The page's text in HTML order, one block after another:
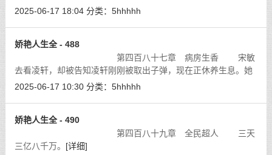
但是隐居的地方选择在哪里？却是一个艰难的抉择，但是有一个
2025-06-17 18:04 分类： 5hhhhh
娇艳人生全 - 488
第四百八十七章 病房生香 宋敏
去看凌轩，却被告知凌轩刚刚被取出子弹，现在正休养生息。她
只是在窗外看了一下在床上躺着的凌轩。不是她不想进去，而实
2025-06-17 10:30 分类： 5hhhhh
娇艳人生全 - 490
第四百八十九章 全民超人 三天
三亿八千万。 [详细]